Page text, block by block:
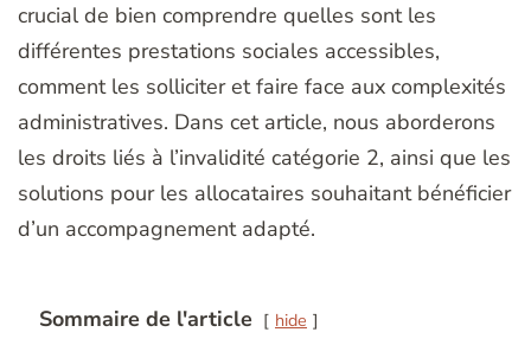
crucial de bien comprendre quelles sont les
différentes prestations sociales accessibles,
comment les solliciter et faire face aux complexités
administratives. Dans cet article, nous aborderons
les droits liés à l’invalidité catégorie 2, ainsi que les
solutions pour les allocataires souhaitant bénéficier
d’un accompagnement adapté.
Sommaire de l'article hide